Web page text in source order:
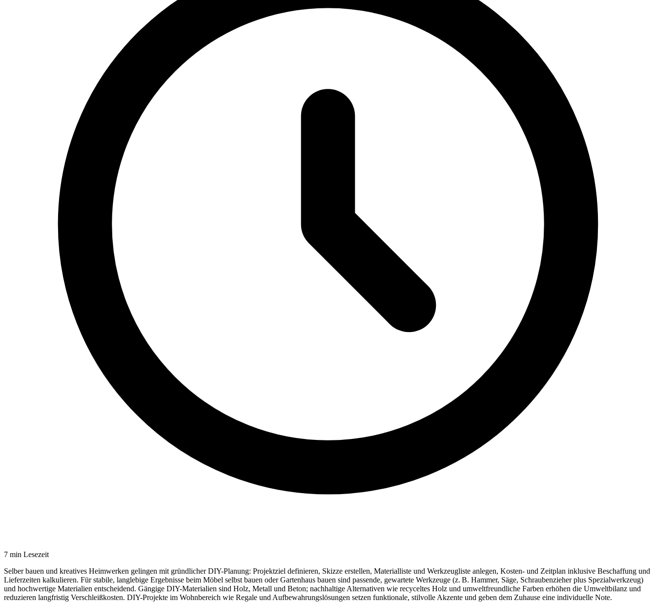
7 min Lesezeit
Selber bauen und kreatives Heimwerken gelingen mit gründlicher DIY-Planung: Projektziel definieren, Skizze erstellen, Materialliste und Werkzeugliste anlegen, Kosten- und Zeitplan inklusive Beschaffung und
Lieferzeiten kalkulieren. Für stabile, langlebige Ergebnisse beim Möbel selbst bauen oder Gartenhaus bauen sind passende, gewartete Werkzeuge (z. B. Hammer, Säge, Schraubenzieher plus Spezialwerkzeug)
und hochwertige Materialien entscheidend. Gängige DIY-Materialien sind Holz, Metall und Beton; nachhaltige Alternativen wie recyceltes Holz und umweltfreundliche Farben erhöhen die Umweltbilanz und
reduzieren langfristig Verschleißkosten. DIY-Projekte im Wohnbereich wie Regale und Aufbewahrungslösungen setzen funktionale, stilvolle Akzente und geben dem Zuhause eine individuelle Note.